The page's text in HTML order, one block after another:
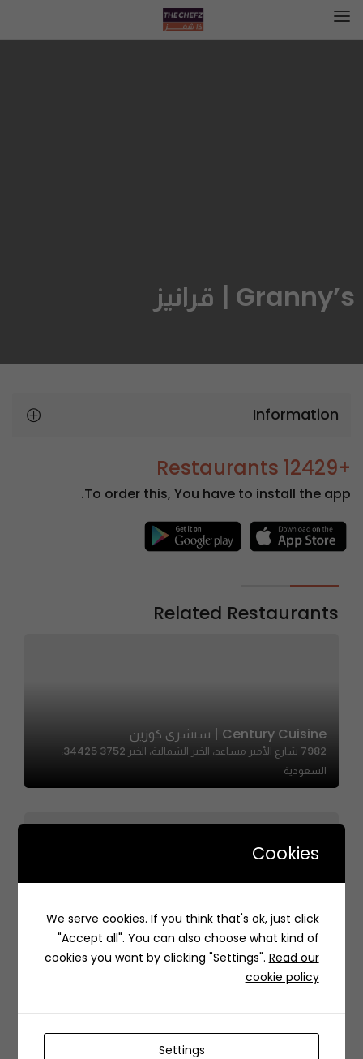
Granny’s | قرانيز
Information
+12429 Restaurants
To order this, You have to install the app.
Related Restaurants
Century Cuisine | سنشري كوزين
7982 شارع الأمير مساعد، الخبر الشمالية، الخبر 34425 3752،
السعودية
Carmey | كارميه
السعودية
Cookies
We serve cookies. If you think that's ok, just click
"Accept all". You can also choose what kind of
cookies you want by clicking "Settings". Read our
cookie policy
Settings